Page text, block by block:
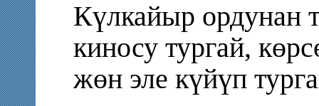
Күлкайыр ордунан
киносу тургай,
жөн эле күйүп